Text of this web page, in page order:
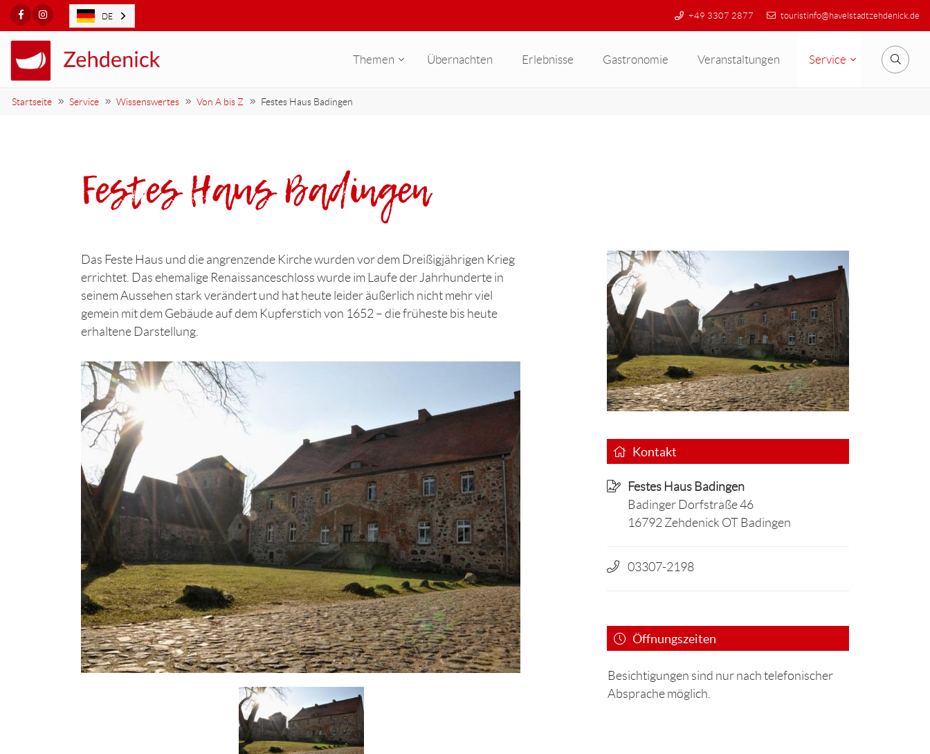
FacebookInstagram +49 3307 2877 touristinfo@havelstadtzehdenick.de
Themen Übernachten Erlebnisse Gastronomie Veranstaltungen Service Suche
Startseite Service Wissenswertes Von A bis Z Festes Haus Badingen
Festes Haus Badingen
Das Feste Haus und die angrenzende Kirche wurden vor dem Dreißigjährigen Krieg
errichtet. Das ehemalige Renaissanceschloss wurde im Laufe der Jahrhunderte in
seinem Aussehen stark verändert und hat heute leider äußerlich nicht mehr viel
gemein mit dem Gebäude auf dem Kupferstich von 1652 – die früheste bis heute
erhaltene Darstellung.
Kontakt
Festes Haus Badingen
Badinger Dorfstraße 46
16792 Zehdenick OT Badingen
03307-2198
Öffnungszeiten
Besichtigungen sind nur nach telefonischer
Absprache möglich.
DE